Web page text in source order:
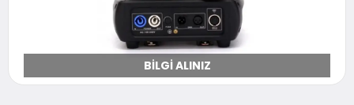
BILGI ALINIZ